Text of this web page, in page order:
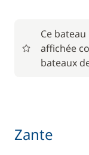
Filet de
Paddle
Ce
affichée
bateaux
Zante